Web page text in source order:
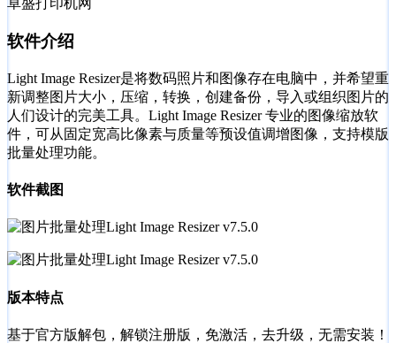
卓盛打印机网
软件介绍
Light Image Resizer是将数码照片和图像存在电脑中，并希望重
新调整图片大小，压缩，转换，创建备份，导入或组织图片的
人们设计的完美工具。Light Image Resizer 专业的图像缩放软
件，可从固定宽高比像素与质量等预设值调增图像，支持模版
批量处理功能。
软件截图
版本特点
基于官方版解包，解锁注册版，免激活，去升级，无需安装！